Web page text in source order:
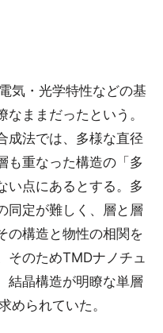
気・光学特性などの基
ままだったという。
成法では、多様な直径
も重なった構造の「多
い点にあるとする。多
同定が難しく、層と層
の構造と物性の相関を
そのためTMDナノチュ
結晶構造が明瞭な単層
められていた。